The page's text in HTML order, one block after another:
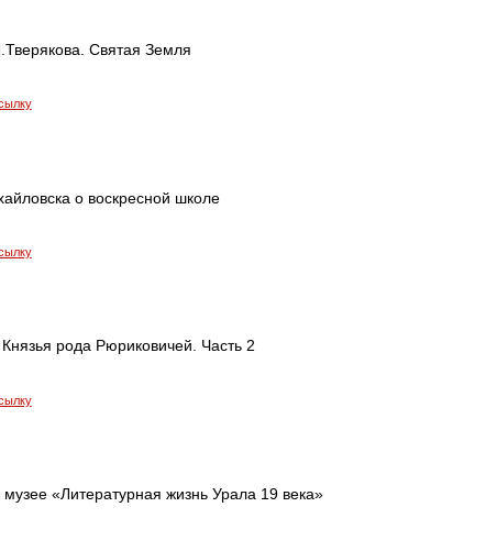
Святая Земля
о воскресной школе
рода Рюриковичей. Часть 2
«Литературная жизнь Урала 19 века»